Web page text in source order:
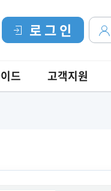
로 그 인
드 고객지원